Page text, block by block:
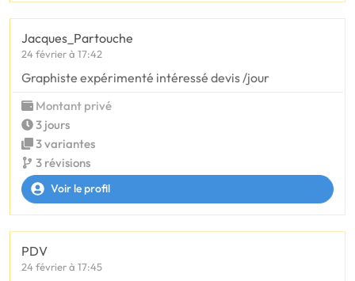
Jacques_Partouche
24 février à 17:42
Graphiste expérimenté intéressé devis /jour
Montant privé
3 jours
3 variantes
3 révisions
Voir le profil
PDV
24 février à 17:45